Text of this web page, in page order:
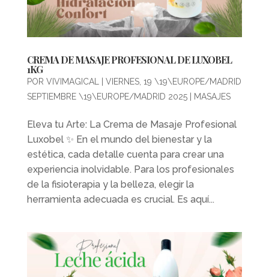
CREMA DE MASAJE PROFESIONAL DE LUXOBEL
1KG
POR VIVIMAGICAL
VIERNES, 19 \19\EUROPE/MADRID
SEPTIEMBRE \19\EUROPE/MADRID 2025| MASAJES
Eleva tu Arte: La Crema de Masaje Profesional
Luxobel ✨ En el mundo del bienestar y la
estética, cada detalle cuenta para crear una
experiencia inolvidable. Para los profesionales
de la fisioterapia y la belleza, elegir la
herramienta adecuada es crucial. Es aquí...